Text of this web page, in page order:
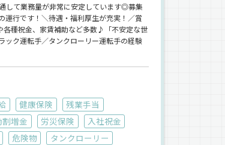
して業務量が非常に安定しています◎募集
運行です！＼待遇・福利厚生が充実！／賞
各種祝金、家賃補助など多数♪「不安定な世
ク運転手／タンクローリー運転手の経験
健康保険
残業手当
増金 労災保険
入社祝金
危険物
タンクローリー